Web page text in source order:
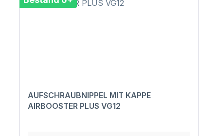
AUFSCHRAUBNIPPEL MIT KAPPE
AIRBOOSTER PLUS VG12